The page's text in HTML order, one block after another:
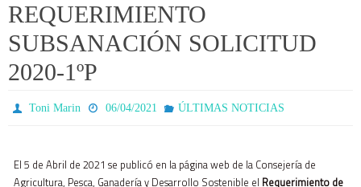
REQUERIMIENTO
SUBSANACIÓN SOLICITUD
2020-1ºP
Toni Marin 06/04/2021 ÚLTIMAS NOTICIAS
El 5 de Abril de 2021 se publicó en la página web de la Consejería de
Agricultura, Pesca, Ganadería y Desarrollo Sostenible el Requerimiento de